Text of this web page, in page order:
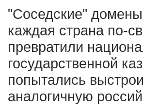
"Соседские"
каждая страна по-
превратили
государственной
попытались
аналогичную